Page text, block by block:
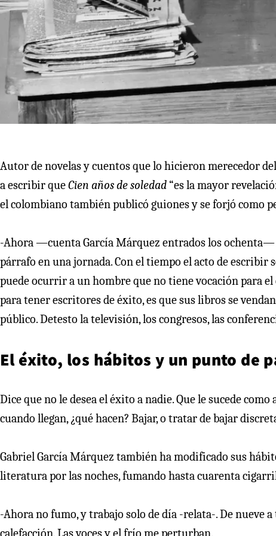
Autor de novelas y cuentos que lo hicieron merecedor
a escribir queCien años de soledad “es la mayor
el colombiano también publicó guiones y se forjó como
-Ahora —cuenta García Márquez entrados los
párrafo en una jornada. Con el tiempo el acto de
puede ocurrir a un hombre que no tiene vocación para
para tener escritores de éxito, es que sus libros se
público. Detesto la televisión, los congresos, las
El éxito, los hábitos y un punto de
Dice que no le desea el éxito a nadie. Que le sucede
cuando llegan, ¿qué hacen? Bajar, o tratar de bajar
Gabriel García Márquez también ha modificado sus
literatura por las noches, fumando hasta cuarenta
-Ahora no fumo, y trabajo solo de día -relata-. De nueve
calefacción. Las voces y el frío me perturban.